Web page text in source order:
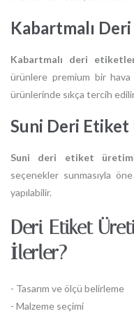
Kabartmalı
Kabartmalı deri
ürünlere premium bir
ürünlerinde sıkça tercih
Suni Deri
Suni deri etiket
seçenekler sunmasıyla
yapılabilir.
Deri Etiket
İlerler?
- Tasarım ve ölçü belirleme
- Malzeme seçimi